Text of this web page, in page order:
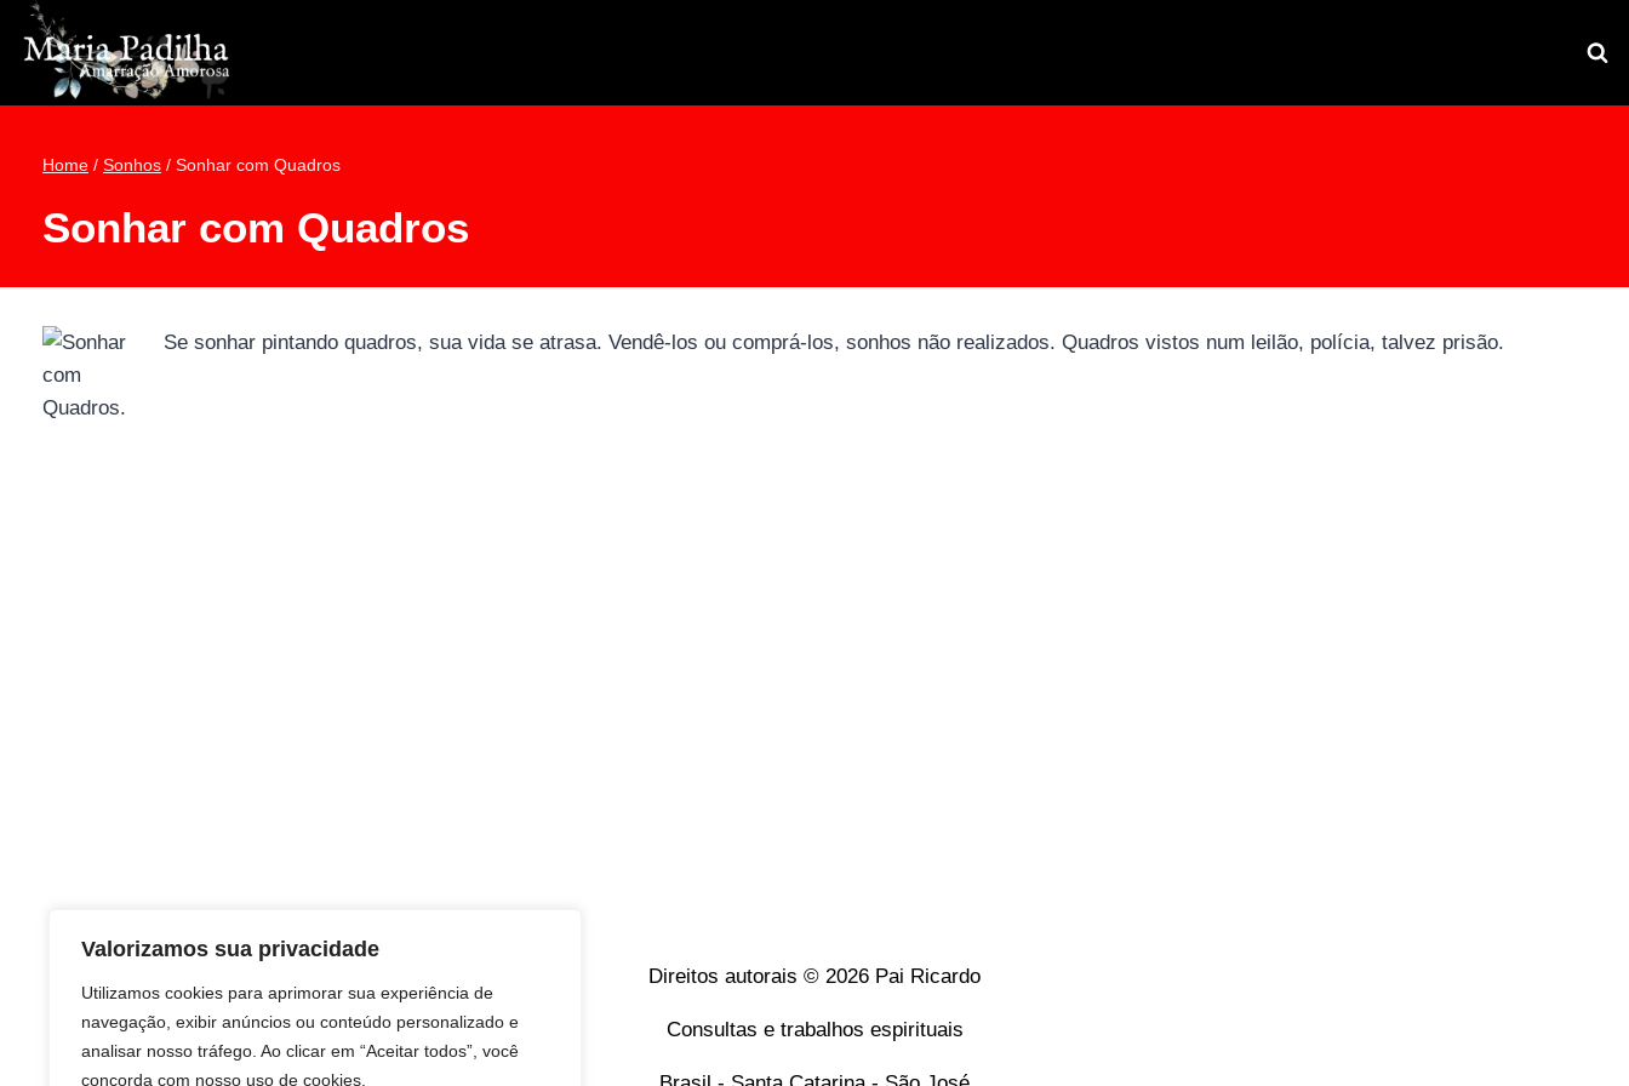
Valorizamos sua privacidade
Utilizamos cookies para aprimorar sua experiência de
navegação, exibir anúncios ou conteúdo personalizado e
analisar nosso tráfego. Ao clicar em “Aceitar todos”, você
concorda com nosso uso de cookies.
Pular
para
Conteúdo
Home / Sonhos / Sonhar com Quadros
Sonhar com Quadros
Se sonhar pintando quadros, sua vida se atrasa. Vendê-los ou comprá-los, sonhos não realizados. Quadros vistos num leilão, polícia, talvez prisão.
Direitos autorais © 2026 Pai Ricardo
Consultas e trabalhos espirituais